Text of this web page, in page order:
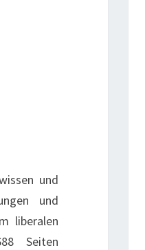
und
und
liberalen
Seiten